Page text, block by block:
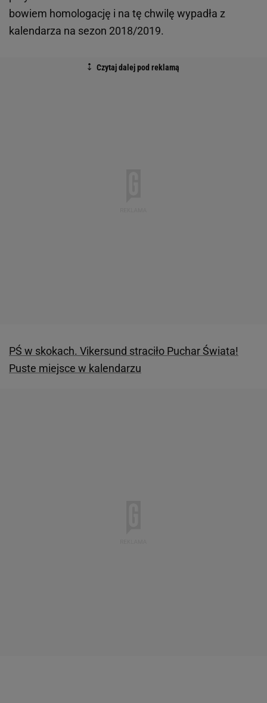
bowiem homologację i na tę chwilę wypadła z
kalendarza na sezon 2018/2019.
PŚ w skokach. Vikersund straciło Puchar Świata!
Puste miejsce w kalendarzu